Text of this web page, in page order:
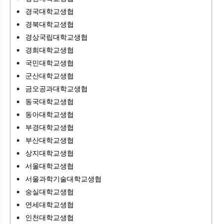
경국대학교생협
경북대학교생협
경상국립대학교생협
경희대학교생협
국민대학교생협
군산대학교생협
금오공과대학교생협
동국대학교생협
동아대학교생협
부경대학교생협
부산대학교생협
상지대학교생협
서울대학교생협
서울과학기술대학교생협
숭실대학교생협
연세대학교생협
인천대학교생협